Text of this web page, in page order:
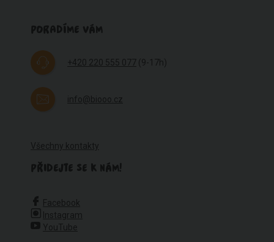
PORADÍME VÁM
+420 220 555 077 (9-17h)
info@biooo.cz
Všechny kontakty
PŘIDEJTE SE K NÁM!
Facebook
Instagram
YouTube